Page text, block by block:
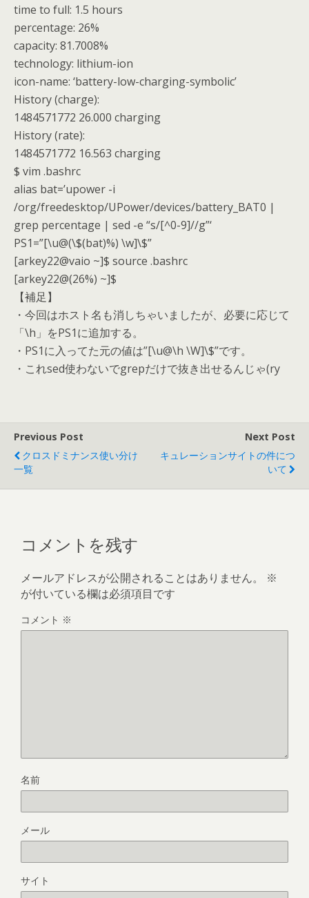
time to full: 1.5 hours
percentage: 26%
capacity: 81.7008%
technology: lithium-ion
icon-name: ‘battery-low-charging-symbolic’
History (charge):
1484571772 26.000 charging
History (rate):
1484571772 16.563 charging
$ vim .bashrc
alias bat=’upower -i
/org/freedesktop/UPower/devices/battery_BAT0 |
grep percentage | sed -e “s/[^0-9]//g”‘
PS1=”[\u@(\$(bat)%) \w]\$”
[arkey22@vaio ~]$ source .bashrc
[arkey22@(26%) ~]$
【補足】
・今回はホスト名も消しちゃいましたが、必要に応じて
「\h」をPS1に追加する。
・PS1に入ってた元の値は”[\u@\h \W]\$”です。
・これsed使わないでgrepだけで抜き出せるんじゃ(ry
Previous Post
クロスドミナンス使い分け
一覧
Next Post
キュレーションサイトの件につ
いて
コメントを残す
メールアドレスが公開されることはありません。
※
が付いている欄は必須項目です
コメント ※
名前
メール
サイト